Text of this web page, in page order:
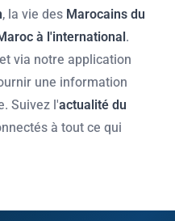
, la vie des Marocains du
à l'international.
via notre application
une information
Suivez l'actualité du
à tout ce qui